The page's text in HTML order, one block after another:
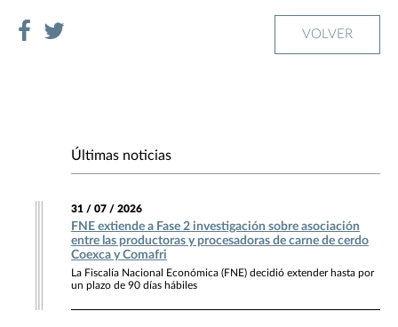
VOLVER
Últimas noticias
31 / 07 / 2026
FNE extiende a Fase 2 investigación sobre asociación
entre las productoras y procesadoras de carne de cerdo
Coexca y Comafri
La Fiscalía Nacional Económica (FNE) decidió extender hasta por
un plazo de 90 días hábiles